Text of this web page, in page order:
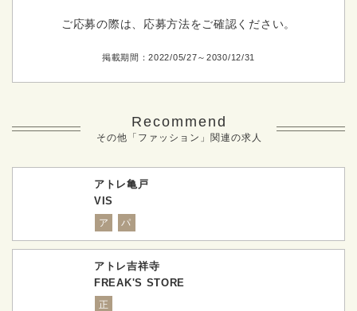
ご応募の際は、応募方法をご確認ください。
掲載期間：2022/05/27～2030/12/31
Recommend
その他「ファッション」関連の求人
アトレ亀戸
VIS
ア パ
アトレ吉祥寺
FREAK'S STORE
正